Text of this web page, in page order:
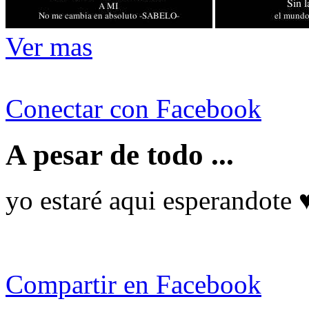
Ver mas
Conectar con Facebook
A pesar de todo ...
yo estaré aqui esperandote
Compartir en Facebook